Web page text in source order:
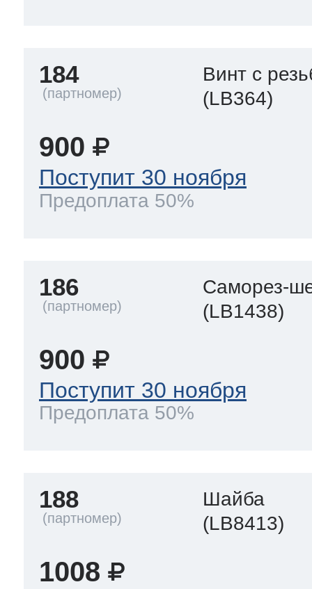
184
Винт с
(LB364)
900
Поступит 30 ноября
Предоплата 50%
186
Саморез-
(LB1438)
900
Поступит 30 ноября
Предоплата 50%
188
Шайба
(LB8413)
1008